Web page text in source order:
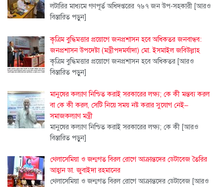
লটারির মাধ্যমে গণপূর্ত অধিদপ্তরের ৭৬৭ জন উপ-সহকারী [আরও
বিস্তারিত পড়ুন]
কৃত্রিম বুদ্ধিমত্তার প্রয়োগে জনপ্রশাসন হবে অধিকতর জনবান্ধব:
জনপ্রশাসন উপদেষ্টা (মন্ত্রীপদমর্যাদা) মো. ইসমাইল জবিউল্লাহ
কৃত্রিম বুদ্ধিমত্তার প্রয়োগে জনপ্রশাসন হবে অধিকতর [আরও
বিস্তারিত পড়ুন]
মানুষের কল্যাণ নিশ্চিত করাই সরকারের লক্ষ্য; কে কী মন্তব্য করল
বা কে কী করল, সেটি নিয়ে সময় নষ্ট করার সুযোগ নেই–
সমাজকল্যাণ মন্ত্রী
মানুষের কল্যাণ নিশ্চিত করাই সরকারের লক্ষ্য; কে কী [আরও
বিস্তারিত পড়ুন]
থেলাসেমিয়া ও জন্মগত বিরল রোগে আক্রান্তদের ডেটাবেজ তৈরির
আহ্বান ডা. জুবাইদা রহমানের
থেলাসেমিয়া ও জন্মগত বিরল রোগে আক্রান্তদের ডেটাবেজ [আরও